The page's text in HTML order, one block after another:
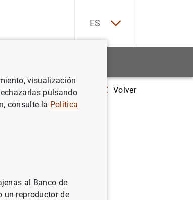
ES
Financiera convoca la octava edición de los Premios
Volver
visualización
pulsando
consulte la Política
al Banco de
un reproductor de